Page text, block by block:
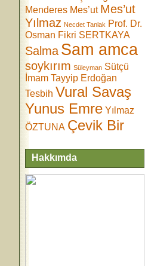
Menderes Mes’ut Mes’ut
Yılmaz Necdet Tanlak Prof. Dr.
Osman Fikri SERTKAYA
Salma Sam amca
soykırım Süleyman Sütçü
İmam Tayyip Erdoğan
Tesbih Vural Savaş
Yunus Emre Yılmaz
ÖZTUNA Çevik Bir
Hakkımda